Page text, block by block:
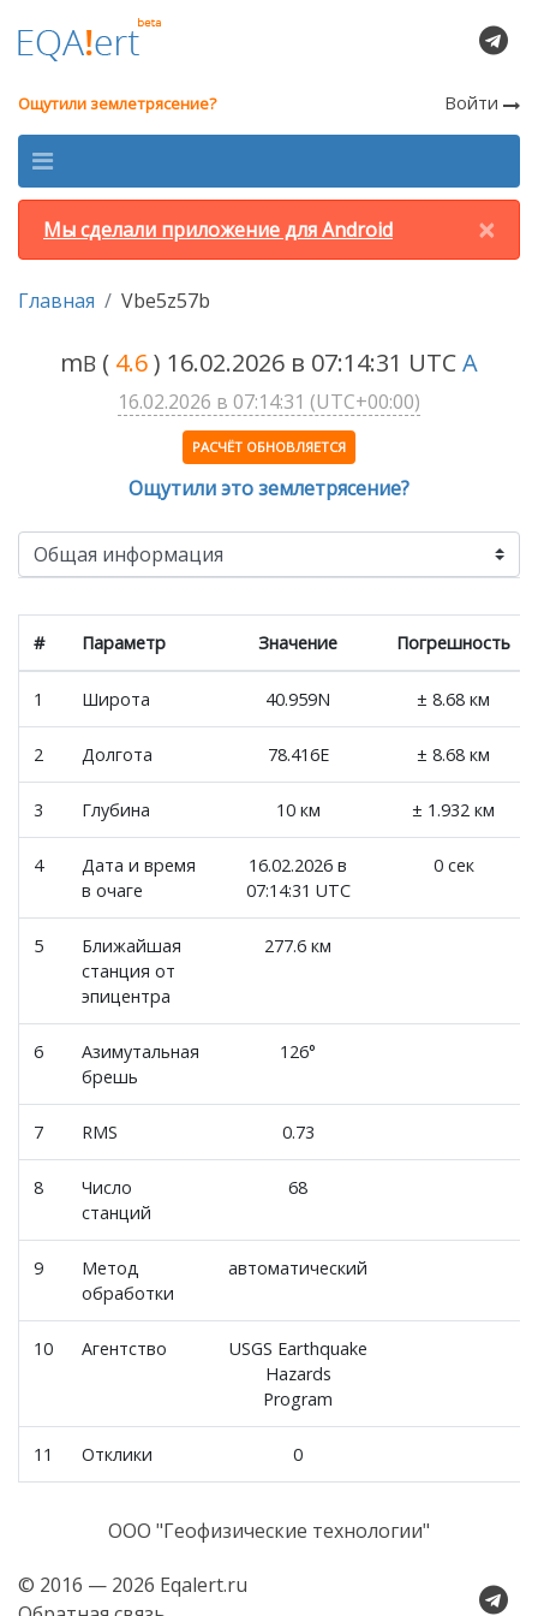
Ощутили землетрясение? Войти
×
Мы сделали приложение для Android
Главная Vbe5z57b
mB ( 4.6) 16.02.2026 в 07:14:31 UTCA
16.02.2026 в 07:14:31 (UTC+00:00)
РАСЧЁТ ОБНОВЛЯЕТСЯ
Ощутили это землетрясение?
# Параметр Значение Погрешность
1 Широта 40.959N ± 8.68 км
2 Долгота 78.416E ± 8.68 км
3 Глубина 10 км ± 1.932 км
4
Дата и время
в очаге
16.02.2026 в
07:14:31 UTC
0 сек
5
Ближайшая
станция от
эпицентра
277.6 км
6
Азимутальная
брешь
126°
7 RMS 0.73
8
Число
станций
68
9
Метод
обработки
автоматический
10 Агентство
USGS Earthquake
Hazards
Program
11 Отклики 0
© 2016 — 2026 Eqalert.ru
ООО "Геофизические технологии"